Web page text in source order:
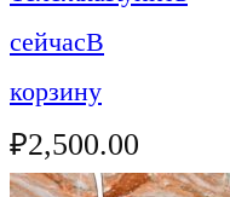
сейчасВ
корзину
₽2,500.00